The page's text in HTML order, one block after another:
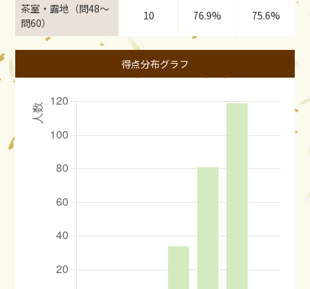
茶室・露地（問48〜
問60）
10 76.9% 75.6%
得点分布グラフ